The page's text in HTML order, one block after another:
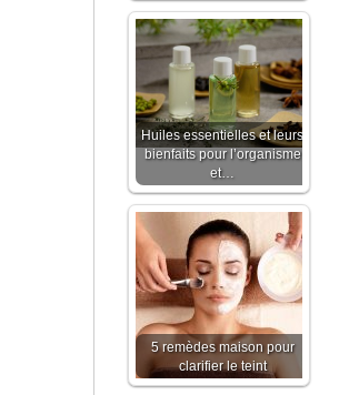
Huiles essentielles et leurs
bienfaits pour l’organisme
et…
5 remèdes maison pour
clarifier le teint